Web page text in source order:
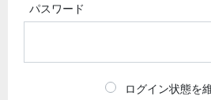
パスワード
ログイン状態を